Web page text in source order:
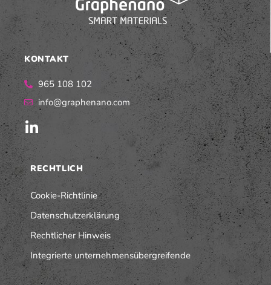
KONTAKT
965 108 102
info@graphenano.com
RECHTLICH
Cookie-Richtlinie
Datenschutzerklärung
Rechtlicher Hinweis
Integrierte unternehmensübergreifende